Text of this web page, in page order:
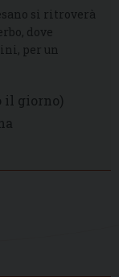
si ritroverà
dove
per un
il giorno)